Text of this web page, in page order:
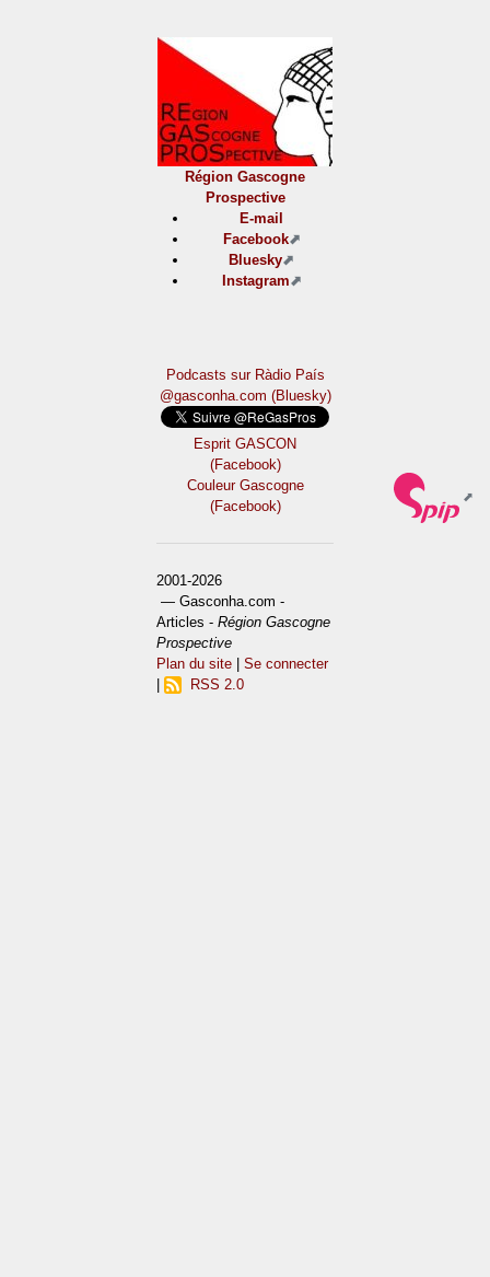
Région Gascogne
Prospective
E-mail
Facebook
Bluesky
Instagram
Podcasts sur Ràdio País
@gasconha.com (Bluesky)
Esprit GASCON
(Facebook)
Couleur Gascogne
(Facebook)
2001-2026
— Gasconha.com -
Articles -Région Gascogne
Prospective
Plan du site |Se connecter
RSS 2.0